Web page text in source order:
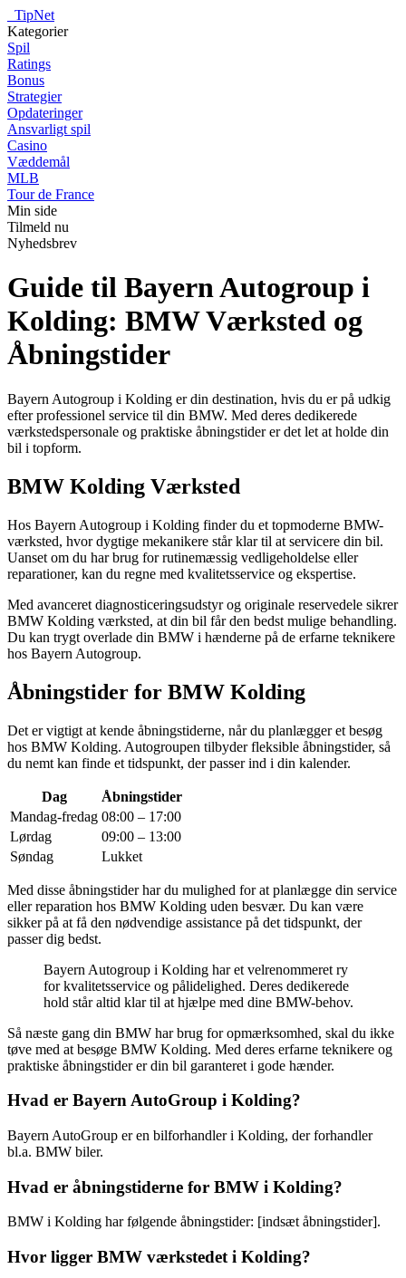
TipNet
Kategorier
Spil
Ratings
Bonus
Strategier
Opdateringer
Ansvarligt spil
Casino
Væddemål
MLB
Tour de France
Min side
Tilmeld nu
Nyhedsbrev
Guide til Bayern Autogroup i
Kolding: BMW Værksted og
Åbningstider
Bayern Autogroup i Kolding er din destination, hvis du er på udkig
efter professionel service til din BMW. Med deres dedikerede
værkstedspersonale og praktiske åbningstider er det let at holde din
bil i topform.
BMW Kolding Værksted
Hos Bayern Autogroup i Kolding finder du et topmoderne BMW-
værksted, hvor dygtige mekanikere står klar til at servicere din bil.
Uanset om du har brug for rutinemæssig vedligeholdelse eller
reparationer, kan du regne med kvalitetsservice og ekspertise.
Med avanceret diagnosticeringsudstyr og originale reservedele sikrer
BMW Kolding værksted, at din bil får den bedst mulige behandling.
Du kan trygt overlade din BMW i hænderne på de erfarne teknikere
hos Bayern Autogroup.
Åbningstider for BMW Kolding
Det er vigtigt at kende åbningstiderne, når du planlægger et besøg
hos BMW Kolding. Autogroupen tilbyder fleksible åbningstider, så
du nemt kan finde et tidspunkt, der passer ind i din kalender.
Dag
Åbningstider
Mandag-fredag 08:00 – 17:00
Lørdag
09:00 – 13:00
Søndag
Lukket
Med disse åbningstider har du mulighed for at planlægge din service
eller reparation hos BMW Kolding uden besvær. Du kan være
sikker på at få den nødvendige assistance på det tidspunkt, der
passer dig bedst.
Bayern Autogroup i Kolding har et velrenommeret ry
for kvalitetsservice og pålidelighed. Deres dedikerede
hold står altid klar til at hjælpe med dine BMW-behov.
Så næste gang din BMW har brug for opmærksomhed, skal du ikke
tøve med at besøge BMW Kolding. Med deres erfarne teknikere og
praktiske åbningstider er din bil garanteret i gode hænder.
Hvad er Bayern AutoGroup i Kolding?
Bayern AutoGroup er en bilforhandler i Kolding, der forhandler
bl.a. BMW biler.
Hvad er åbningstiderne for BMW i Kolding?
BMW i Kolding har følgende åbningstider: [indsæt åbningstider].
Hvor ligger BMW værkstedet i Kolding?